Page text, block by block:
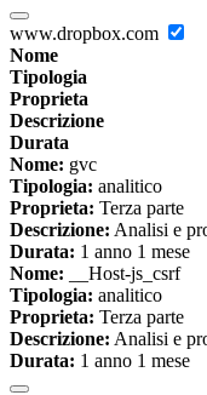
www.dropbox.com
Nome
Tipologia
Proprieta
Descrizione
Durata
Nome: gvc
Tipologia: analitico
Proprieta: Terza parte
Descrizione: Analisi e
Durata: 1 anno 1 mese
Nome: __Host-js_csrf
Tipologia: analitico
Proprieta: Terza parte
Descrizione: Analisi e
Durata: 1 anno 1 mese